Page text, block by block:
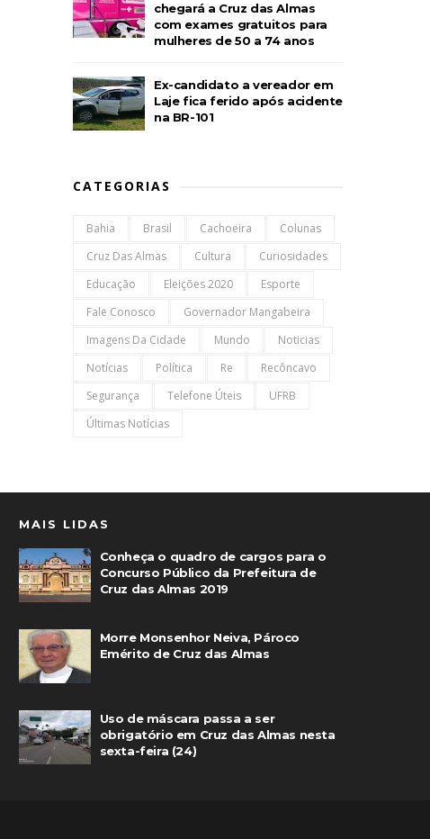
chegará a Cruz das Almas
com exames gratuitos para
mulheres de 50 a 74 anos
Ex-candidato a vereador em
Laje fica ferido após acidente
na BR-101
CATEGORIAS
Bahia Brasil Cachoeira
Colunas
Cruz Das Almas
Cultura
Curiosidades
Educação
Eleições 2020
Esporte
Fale Conosco
Governador Mangabeira
Imagens Da Cidade
Mundo
Noticias
Notícias
Política Re
Recôncavo
Segurança
Telefone Úteis
UFRB
Últimas Notícias
MAIS LIDAS
Conheça o quadro de cargos para o
Concurso Público da Prefeitura de
Cruz das Almas 2019
Morre Monsenhor Neiva, Pároco
Emérito de Cruz das Almas
Uso de máscara passa a ser
obrigatório em Cruz das Almas nesta
sexta-feira (24)